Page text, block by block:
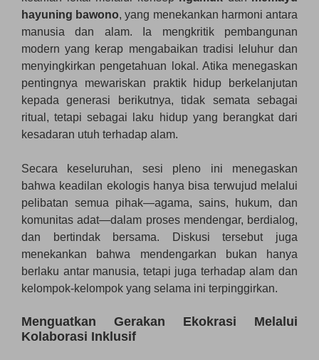
hayuning bawono, yang menekankan harmoni antara
manusia dan alam. Ia mengkritik pembangunan
modern yang kerap mengabaikan tradisi leluhur dan
menyingkirkan pengetahuan lokal. Atika menegaskan
pentingnya mewariskan praktik hidup berkelanjutan
kepada generasi berikutnya, tidak semata sebagai
ritual, tetapi sebagai laku hidup yang berangkat dari
kesadaran utuh terhadap alam.
Secara keseluruhan, sesi pleno ini menegaskan
bahwa keadilan ekologis hanya bisa terwujud melalui
pelibatan semua pihak—agama, sains, hukum, dan
komunitas adat—dalam proses mendengar, berdialog,
dan bertindak bersama. Diskusi tersebut juga
menekankan bahwa mendengarkan bukan hanya
berlaku antar manusia, tetapi juga terhadap alam dan
kelompok-kelompok yang selama ini terpinggirkan.
Menguatkan Gerakan Ekokrasi Melalui
Kolaborasi Inklusif